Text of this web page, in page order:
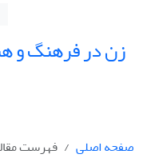
زن در فرهنگ و
صفحه اصلی
فهرست